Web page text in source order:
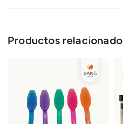
Productos